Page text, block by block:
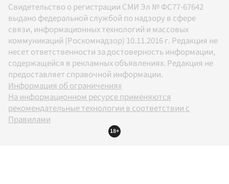
Свидетельство о регистрации СМИ Эл № ФС77-67642
выдано федеральной службой по надзору в сфере
связи, информационных технологий и массовых
коммуникаций (Роскомнадзор) 10.11.2016 г. Редакция не
несет ответственности за достоверность информации,
содержащейся в рекламных объявлениях. Редакция не
предоставляет справочной информации.
Информация об ограничениях
На информационном ресурсе применяются
рекомендательные технологии в соответствии с
Правилами
18+